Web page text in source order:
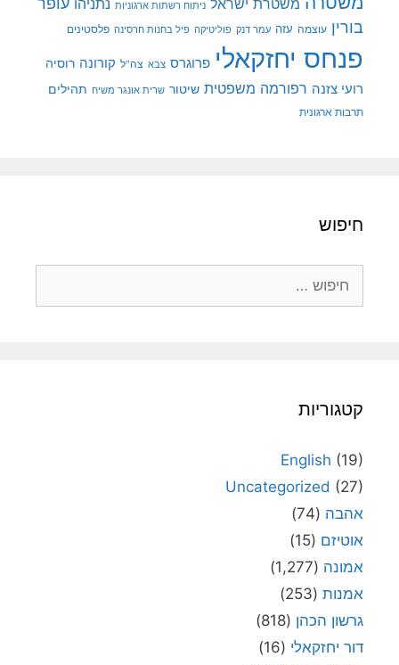
משטרת ישראל ניתוח רשתות ארגוניות נתניהו
בורין עוצמה עזה עמר דנק פוליטיקה פיל בחנות חרסינה פלסטינים
פנחס יחזקאלי פרוגרס צבא צה"ל קורונה רוסיה
רועי צזנה רפורמה משפטית שיטור שרית אונגר משיח תהילים
תרבות ארגונית
חיפוש
קטגוריות
English (19)
Uncategorized (27)
אהבה (74)
אוטיזם (15)
אמונה (1,277)
אמנות (253)
גרשון הכהן (818)
דור יחזקאלי (16)